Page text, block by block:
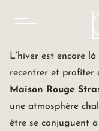
L’hiver est encore
recentrer et profiter
Maison Rouge
une atmosphère
être se conjuguent